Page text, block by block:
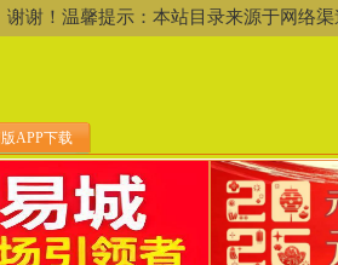
谢！温馨提示：本站目录来源于网络
APP下载